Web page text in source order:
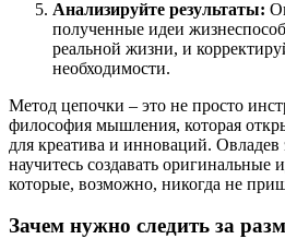
Анализируйте результаты:
полученные идеи
реальной жизни, и
необходимости.
Метод цепочки – это не просто
философия мышления, которая
для креатива и инноваций.
научитесь создавать оригинальные
которые, возможно, никогда не
Зачем нужно следить за